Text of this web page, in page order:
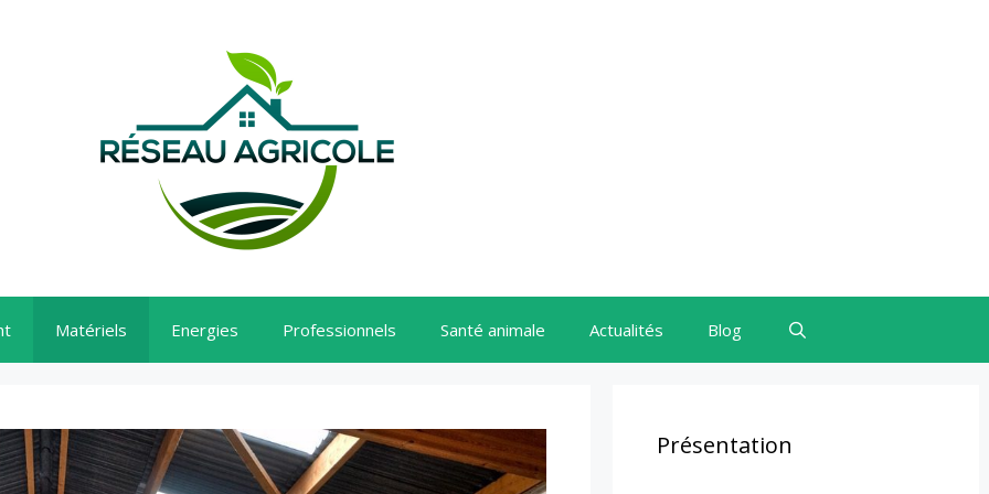
Matériels Energies Professionnels Santé animale Actualités Blog
Présentation